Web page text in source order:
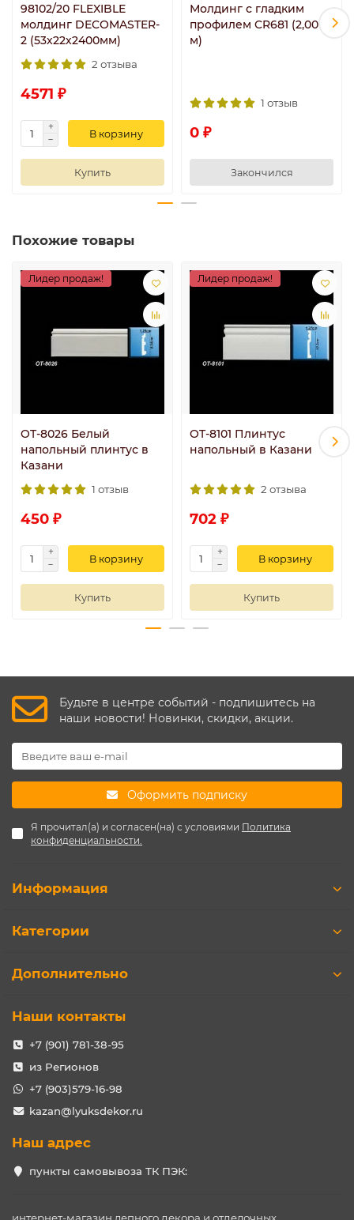
98102/20 FLEXIBLE
молдинг DECOMASTER-
2 (53х22х2400мм)
2 отзыва
4571 ₽
В корзину
Купить
Молдинг с гладким
профилем CR681 (2,00
м)
1 отзыв
0 ₽
Закончился
Похожие товары
Лидер продаж!
OT-8026 Белый
напольный плинтус в
Казани
1 отзыв
450 ₽
В корзину
Купить
Лидер продаж!
OT-8101 Плинтус
напольный в Казани
2 отзыва
702 ₽
В корзину
Купить
Будьте в центре событий - подпишитесь на
наши новости! Новинки, скидки, акции.
Оформить подписку
Я прочитал(а) и согласен(на) с условиями Политика
конфиденциальности.
Информация
Категории
Дополнительно
Наши контакты
+7 (901) 781-38-95
из Регионов
+7 (903)579-16-98
kazan@lyuksdekor.ru
Наш адрес
пункты самовывоза ТК ПЭК: